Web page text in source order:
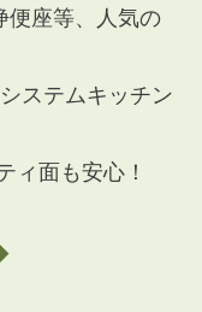
便座等、人気の
ステムキッチン
ィ面も安心！